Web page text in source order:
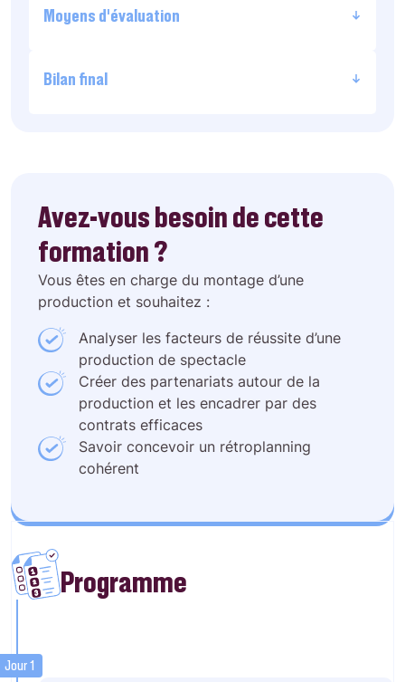
Moyens d’évaluation
Bilan final
Avez-vous besoin de cette
formation ?
Vous êtes en charge du montage d’une
production et souhaitez :
Analyser les facteurs de réussite d’une
production de spectacle
Créer des partenariats autour de la
production et les encadrer par des
contrats efficaces
Savoir concevoir un rétroplanning
cohérent
Programme
Jour 1